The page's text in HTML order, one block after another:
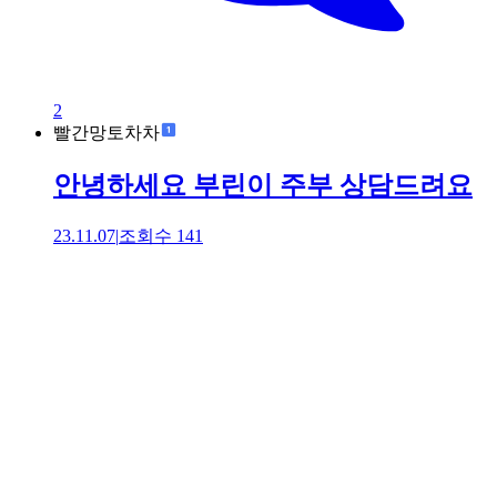
2
빨간망토차차
안녕하세요 부린이 주부 상담드려요
23.11.07|조회수 141